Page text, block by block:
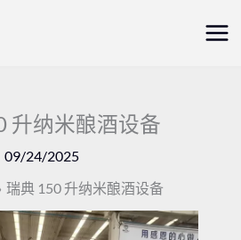
主
升纳米酿酒设备
09/24/2025
瑞典 150 升纳米酿酒设备